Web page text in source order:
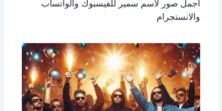
أجمل صور لاسم سمير للفيسبوك والواتساب
والانستجرام